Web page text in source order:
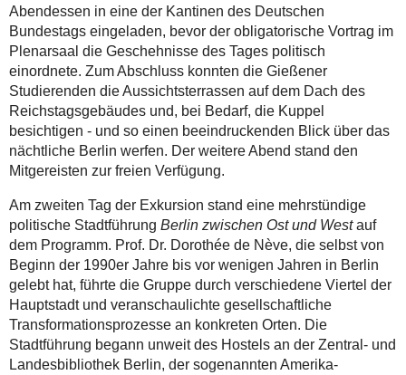
Abendessen in eine der Kantinen des Deutschen
Bundestags eingeladen, bevor der obligatorische Vortrag im
Plenarsaal die Geschehnisse des Tages politisch
einordnete. Zum Abschluss konnten die Gießener
Studierenden die Aussichtsterrassen auf dem Dach des
Reichstagsgebäudes und, bei Bedarf, die Kuppel
besichtigen - und so einen beeindruckenden Blick über das
nächtliche Berlin werfen. Der weitere Abend stand den
Mitgereisten zur freien Verfügung.
Am zweiten Tag der Exkursion stand eine mehrstündige
politische Stadtführung Berlin zwischen Ost und Westauf
dem Programm. Prof. Dr. Dorothée de Nève, die selbst von
Beginn der 1990er Jahre bis vor wenigen Jahren in Berlin
gelebt hat, führte die Gruppe durch verschiedene Viertel der
Hauptstadt und veranschaulichte gesellschaftliche
Transformationsprozesse an konkreten Orten. Die
Stadtführung begann unweit des Hostels an der Zentral- und
Landesbibliothek Berlin, der sogenannten Amerika-